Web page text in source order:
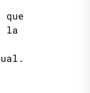
que
la